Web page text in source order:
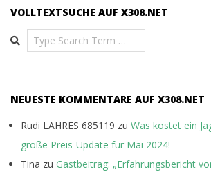
VOLLTEXTSUCHE AUF X308.NET
Search
NEUESTE KOMMENTARE AUF X308.NET
Rudi LAHRES 685119 zu Was kostet ein
große Preis-Update für Mai 2024!
Tina zu Gastbeitrag: „Erfahrungsbericht